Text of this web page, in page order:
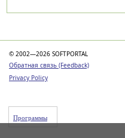
© 2002—2026 SOFTPORTAL
Обратная связь (Feedback)
Privacy Policy
Программы